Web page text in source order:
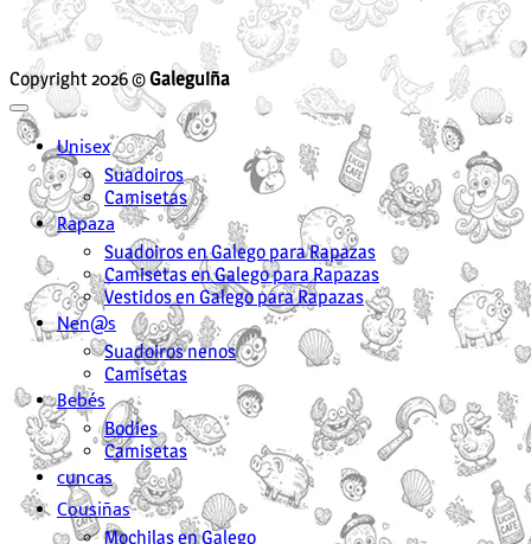
Copyright 2026 ©Galeguiña
Unisex
Suadoiros
Camisetas
Rapaza
Suadoiros en Galego para Rapazas
Camisetas en Galego para Rapazas
Vestidos en Galego para Rapazas
Nen@s
Suadoiros nenos
Camisetas
Bebés
Bodies
Camisetas
cuncas
Cousiñas
Mochilas en Galego